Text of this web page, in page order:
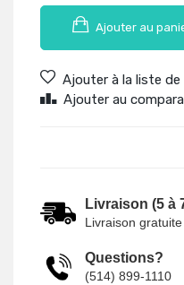
Ajouter au
Ajouter à la liste
Ajouter au
Livraison (5 à
Livraison
Questions?
(514) 899-1110